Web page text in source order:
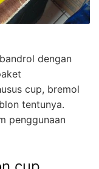
dengan
cup, bremol
tentunya.
penggunaan